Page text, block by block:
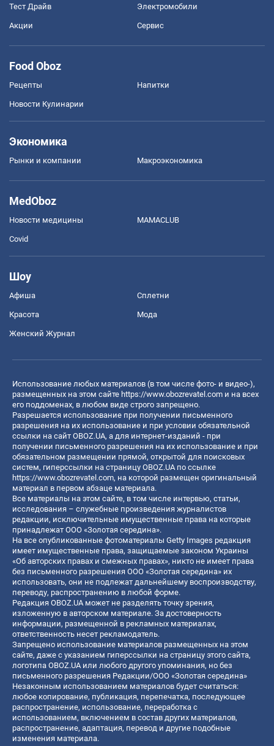
Тест Драйв Электромобили
Акции Сервис
Food Oboz
Рецепты Напитки
Новости Кулинарии
Экономика
Рынки и компании Mакроэкономика
MedOboz
Новости медицины MAMACLUB
Covid
Шоу
Афиша Сплетни
Красота Мода
Женский Журнал
Использование любых материалов (в том числе фото- и видео-),
размещенных на этом сайте https://www.obozrevatel.com и на всех
его поддоменах, в любом виде строго запрещено.
Разрешается использование при получении письменного
разрешения на их использование и при условии обязательной
ссылки на сайт OBOZ.UA, а для интернет-изданий - при
получении письменного разрешения на их использование и при
обязательном размещении прямой, открытой для поисковых
систем, гиперссылки на страницу OBOZ.UA по ссылке
https://www.obozrevatel.com, на которой размещен оригинальный
материал в первом абзаце материала.
Все материалы на этом сайте, в том числе интервью, статьи,
исследования – служебные произведения журналистов
редакции, исключительные имущественные права на которые
принадлежат ООО «Золотая середина».
На все опубликованные фотоматериалы Getty Images редакция
имеет имущественные права, защищаемые законом Украины
«Об авторских правах и смежных правах», никто не имеет права
без письменного разрешения ООО «Золотая середина» их
использовать, они не подлежат дальнейшему воспроизводству,
переводу, распространению в любой форме.
Редакция OBOZ.UA может не разделять точку зрения,
изложенную в авторском материале. За достоверность
информации, размещенной в рекламных материалах,
ответственность несет рекламодатель.
Запрещено использование материалов размещенных на этом
сайте, даже с указанием гиперссылки на страницу этого сайта,
логотипа OBOZ.UA или любого другого упоминания, но без
письменного разрешения Редакции/ООО «Золотая середина»
Незаконным использованием материалов будет считаться:
любое копирование, публикация, перепечатка, последующее
распространение, использование, переработка с
использованием, включением в состав других материалов,
распространение, адаптация, перевод и другие подобные
изменения материала.